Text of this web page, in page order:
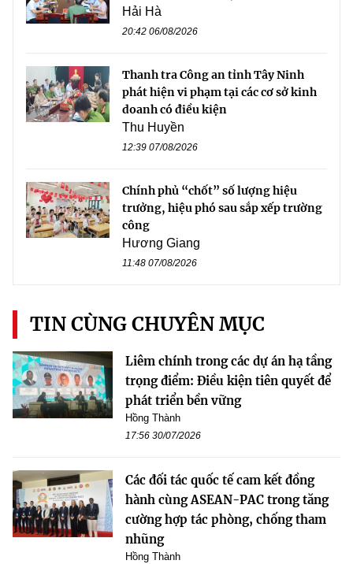
Hải Hà
20:42 06/08/2026
Thanh tra Công an tỉnh Tây Ninh
phát hiện vi phạm tại các cơ sở kinh
doanh có điều kiện
Thu Huyền
12:39 07/08/2026
Chính phủ “chốt” số lượng hiệu
trưởng, hiệu phó sau sắp xếp trường
công
Hương Giang
11:48 07/08/2026
TIN CÙNG CHUYÊN MỤC
Liêm chính trong các dự án hạ tầng
trọng điểm: Điều kiện tiên quyết để
phát triển bền vững
Hồng Thành
17:56 30/07/2026
Các đối tác quốc tế cam kết đồng
hành cùng ASEAN-PAC trong tăng
cường hợp tác phòng, chống tham
nhũng
Hồng Thành